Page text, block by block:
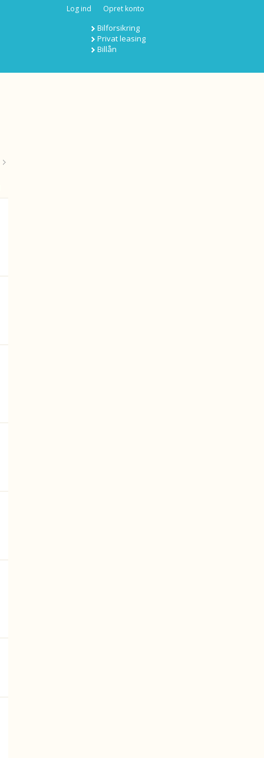
Log ind Opret konto
Bilforsikring
Privat leasing
Billån